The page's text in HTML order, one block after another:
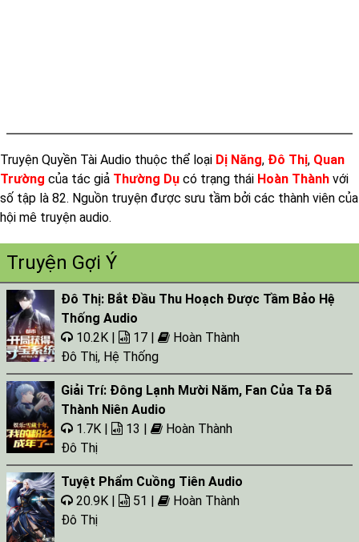
Tap 021
Tap 022
Tap 023
Tap 024
Tap 025
Tap 026
Tap 027
Tap 028
Tap 029
Tap 030
Tap 031
Tap 032
Tap 033
Tap 034
Tap 035
Truyện Quyền Tài Audio thuộc thể loại Dị Năng, Đô Thị, Quan
Trường của tác giả Thường Dụ có trạng thái Hoàn Thành với
số tập là 82. Nguồn truyện được sưu tầm bởi các thành viên của
hội mê truyện audio.
Truyện Gợi Ý
Đô Thị: Bắt Đầu Thu Hoạch Được Tầm Bảo Hệ
Thống Audio
10.2K |
17 |
Hoàn Thành
Đô Thị, Hệ Thống
Giải Trí: Đông Lạnh Mười Năm, Fan Của Ta Đã
Thành Niên Audio
1.7K |
13 |
Hoàn Thành
Đô Thị
Tuyệt Phẩm Cuồng Tiên Audio
20.9K |
51 |
Hoàn Thành
Đô Thị